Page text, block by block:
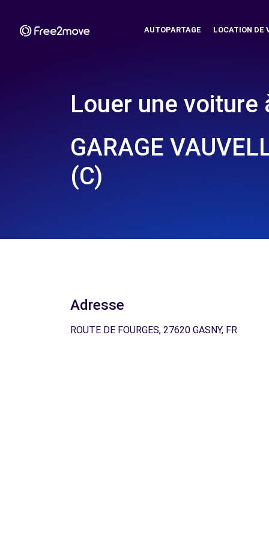
AUTOPARTAGE LOCATION DE
Louer une voiture
GARAGE
(C)
Adresse
ROUTE DE FOURGES, 27620 GASNY, FR